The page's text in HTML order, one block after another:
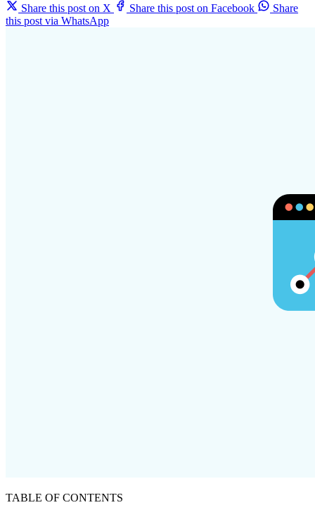
Share this post on X
Share this post on Facebook
Share
this post via WhatsApp
TABLE OF CONTENTS